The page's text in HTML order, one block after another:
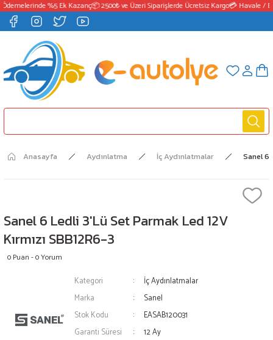
%5 Ek Kazanç📦 2500₺ ve Üzeri Siparişlerde Ücretsiz Kargo💳 Havale /
Anasayfa Aydınlatma İç Aydınlatmalar Sanel 6
Sanel 6 Ledli 3'Lü Set Parmak Led 12V
Kırmızı SBB12R6-3
0 Puan - 0 Yorum
Kategori
İç Aydınlatmalar
Marka
Sanel
Stok Kodu
EASAB120031
Garanti Süresi
12 Ay